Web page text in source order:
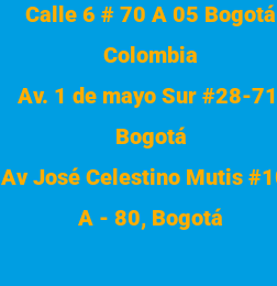
Calle 6 # 70 A 05 Bogotá
Colombia
Av. 1 de mayo Sur #28-
Bogotá
Av José Celestino Mutis
A - 80, Bogotá